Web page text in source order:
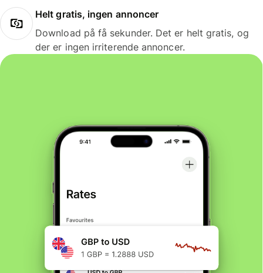
Helt gratis, ingen annoncer
Download på få sekunder. Det er helt gratis, og
der er ingen irriterende annoncer.